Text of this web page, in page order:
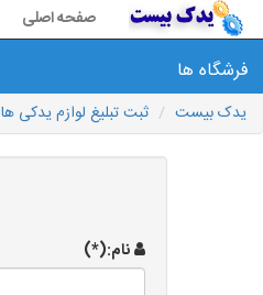
صفحه اصلی
فرشگاه ها
یدک بیست ثبت تبلیغ لوازم یدکی ها
نام:(*)